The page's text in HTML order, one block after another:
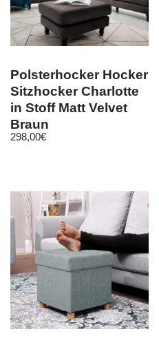
Polsterhocker Hocker
Sitzhocker Charlotte
in Stoff Matt Velvet
Braun
298,00€